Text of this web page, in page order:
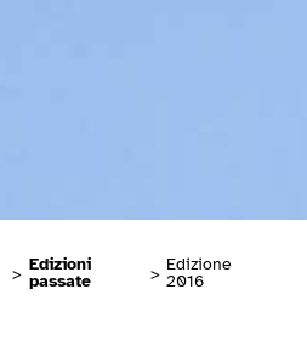
> Edizioni
passate
> Edizione
2016